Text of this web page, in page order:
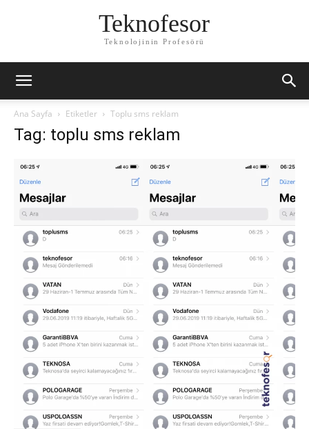
Teknofesor
Teknolojinin Profesörü
Ana Sayfa Etiketler Toplu sms reklam
Tag: toplu sms reklam